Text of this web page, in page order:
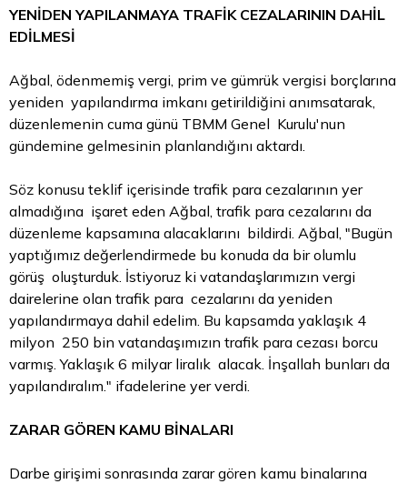
YENİDEN YAPILANMAYA TRAFİK CEZALARININ DAHİL
EDİLMESİ
Ağbal, ödenmemiş vergi, prim ve gümrük vergisi borçlarına
yeniden yapılandırma imkanı getirildiğini anımsatarak,
düzenlemenin cuma günü TBMM Genel Kurulu'nun
gündemine gelmesinin planlandığını aktardı.
Söz konusu teklif içerisinde trafik para cezalarının yer
almadığına işaret eden Ağbal, trafik para cezalarını da
düzenleme kapsamına alacaklarını bildirdi. Ağbal, "Bugün
yaptığımız değerlendirmede bu konuda da bir olumlu
görüş oluşturduk. İstiyoruz ki vatandaşlarımızın vergi
dairelerine olan trafik para cezalarını da yeniden
yapılandırmaya dahil edelim. Bu kapsamda yaklaşık 4
milyon 250 bin vatandaşımızın trafik para cezası borcu
varmış. Yaklaşık 6 milyar liralık alacak. İnşallah bunları da
yapılandıralım." ifadelerine yer verdi.
ZARAR GÖREN KAMU BİNALARI
Darbe girişimi sonrasında zarar gören kamu binalarına